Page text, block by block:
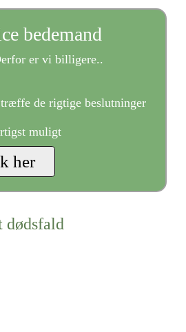
bedemand
er vi billigere..
de rigtige beslutninger
muligt
dødsfald